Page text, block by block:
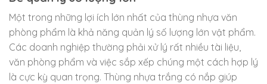
Một trong những lợi ích lớn nhất của thùng nhựa văn
phòng phẩm là khả năng quản lý số lượng lớn vật phẩm.
Các doanh nghiệp thường phải xử lý rất nhiều tài liệu,
văn phòng phẩm và việc sắp xếp chúng một cách hợp lý
là cực kỳ quan trọng. Thùng nhựa trắng có nắp giúp